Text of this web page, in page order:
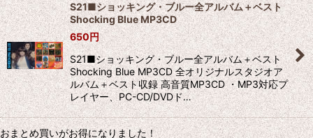
S21■ショッキング・ブルー全アルバム＋ベスト
Shocking Blue MP3CD
650円
S21■ショッキング・ブルー全アルバム＋ベスト
Shocking Blue MP3CD 全オリジナルスタジオア
ルバム＋ベスト収録 高音質MP3CD ・MP3対応プ
レイヤー、PC-CD/DVDド…
おまとめ買いがお得になりました！